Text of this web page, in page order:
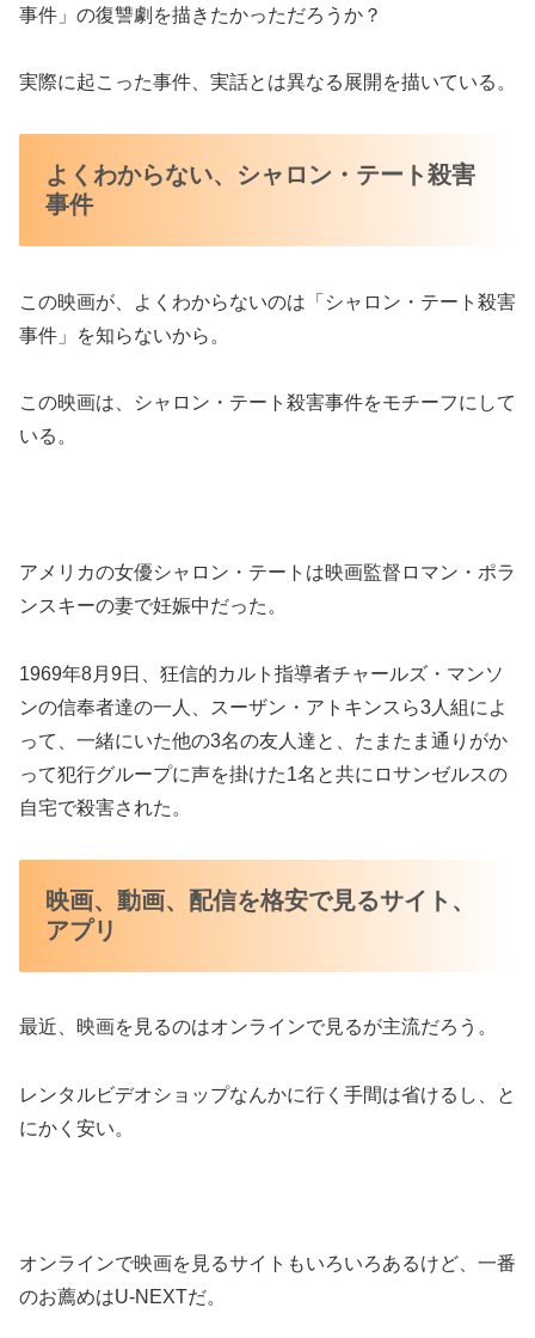
事件」の復讐劇を描きたかっただろうか？
実際に起こった事件、実話とは異なる展開を描いている。
よくわからない、シャロン・テート殺害
事件
この映画が、よくわからないのは「シャロン・テート殺害
事件」を知らないから。
この映画は、シャロン・テート殺害事件をモチーフにして
いる。
アメリカの女優シャロン・テートは映画監督ロマン・ポラ
ンスキーの妻で妊娠中だった。
1969年8月9日、狂信的カルト指導者チャールズ・マンソ
ンの信奉者達の一人、スーザン・アトキンスら3人組によ
って、一緒にいた他の3名の友人達と、たまたま通りがか
って犯行グループに声を掛けた1名と共にロサンゼルスの
自宅で殺害された。
映画、動画、配信を格安で見るサイト、
アプリ
最近、映画を見るのはオンラインで見るが主流だろう。
レンタルビデオショップなんかに行く手間は省けるし、と
にかく安い。
オンラインで映画を見るサイトもいろいろあるけど、一番
のお薦めはU-NEXTだ。